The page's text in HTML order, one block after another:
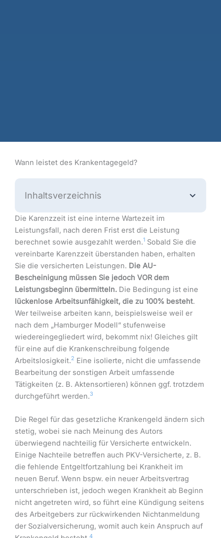
Wann leistet des Krankentagegeld?
Inhaltsverzeichnis
Die Karenzzeit ist eine interne Wartezeit im
Leistungsfall, nach deren Frist erst die Leistung
berechnet sowie ausgezahlt werden.1 Sobald Sie die
vereinbarte Karenzzeit überstanden haben, erhalten
Sie die versicherten Leistungen. Die AU-
Bescheinigung müssen Sie jedoch VOR dem
Leistungsbeginn übermitteln. Die Bedingung ist eine
lückenlose Arbeitsunfähigkeit, die zu 100% besteht.
Wer teilweise arbeiten kann, beispielsweise weil er
nach dem „Hamburger Modell“ stufenweise
wiedereingegliedert wird, bekommt nix! Gleiches gilt
für eine auf die Krankenschreibung folgende
Arbeitslosigkeit.2 Eine isolierte, nicht die umfassende
Bearbeitung der sonstigen Arbeit umfassende
Tätigkeiten (z. B. Aktensortieren) können ggf. trotzdem
durchgeführt werden.3
Die Regel für das gesetzliche Krankengeld ändern sich
stetig, wobei sie nach Meinung des Autors
überwiegend nachteilig für Versicherte entwickeln.
Einige Nachteile betreffen auch PKV-Versicherte, z. B.
die fehlende Entgeltfortzahlung bei Krankheit im
neuen Beruf. Wenn bspw. ein neuer Arbeitsvertrag
unterschrieben ist, jedoch wegen Krankheit ab Beginn
nicht angetreten wird, so führt eine Kündigung seitens
des Arbeitgebers zur rückwirkenden Nichtanmeldung
der Sozialversicherung, womit auch kein Anspruch auf
4